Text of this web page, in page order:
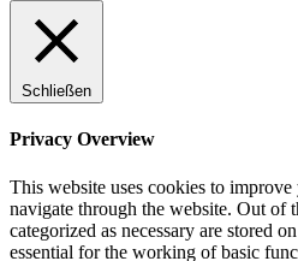
Schließen
Privacy Overview
This website uses cookies to
navigate through the website. Out of
categorized as necessary are stored
essential for the working of basic